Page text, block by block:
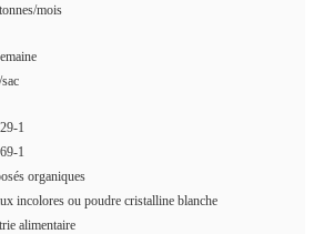
mois
1
1
organiques
incolores ou poudre cristalline blanche
alimentaire